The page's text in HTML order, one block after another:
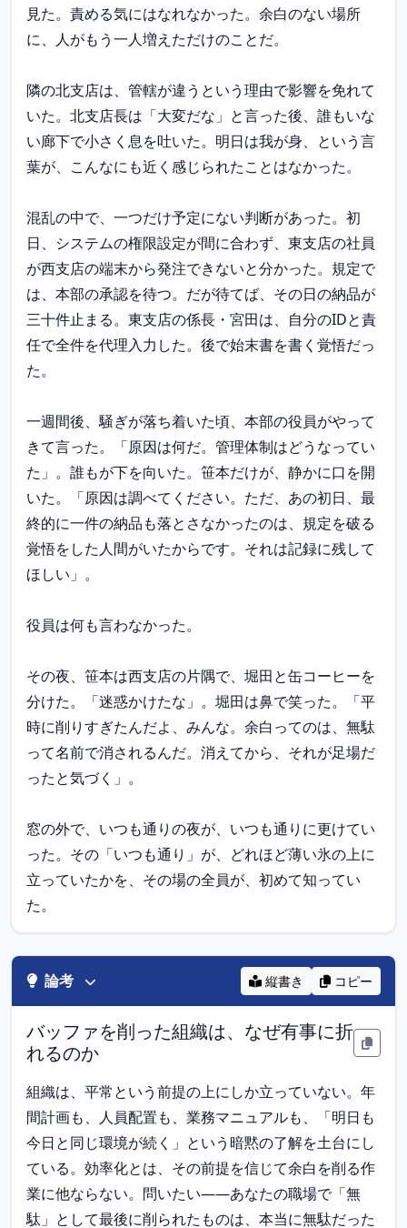
見た。責める気にはなれなかった。余白のない場所
に、人がもう一人増えただけのことだ。
隣の北支店は、管轄が違うという理由で影響を免れて
いた。北支店長は「大変だな」と言った後、誰もいな
い廊下で小さく息を吐いた。明日は我が身、という言
葉が、こんなにも近く感じられたことはなかった。
混乱の中で、一つだけ予定にない判断があった。初
日、システムの権限設定が間に合わず、東支店の社員
が西支店の端末から発注できないと分かった。規定で
は、本部の承認を待つ。だが待てば、その日の納品が
三十件止まる。東支店の係長・宮田は、自分のIDと責
任で全件を代理入力した。後で始末書を書く覚悟だっ
た。
一週間後、騒ぎが落ち着いた頃、本部の役員がやって
きて言った。「原因は何だ。管理体制はどうなってい
た」。誰もが下を向いた。笹本だけが、静かに口を開
いた。「原因は調べてください。ただ、あの初日、最
終的に一件の納品も落とさなかったのは、規定を破る
覚悟をした人間がいたからです。それは記録に残して
ほしい」。
役員は何も言わなかった。
その夜、笹本は西支店の片隅で、堀田と缶コーヒーを
分けた。「迷惑かけたな」。堀田は鼻で笑った。「平
時に削りすぎたんだよ、みんな。余白ってのは、無駄
って名前で消されるんだ。消えてから、それが足場だ
ったと気づく」。
窓の外で、いつも通りの夜が、いつも通りに更けてい
った。その「いつも通り」が、どれほど薄い氷の上に
立っていたかを、その場の全員が、初めて知ってい
た。
論考 縦書き コピー
バッファを削った組織は、なぜ有事に折
れるのか
組織は、平常という前提の上にしか立っていない。年
間計画も、人員配置も、業務マニュアルも、「明日も
今日と同じ環境が続く」という暗黙の了解を土台にし
ている。効率化とは、その前提を信じて余白を削る作
業に他ならない。問いたい——あなたの職場で「無
駄」として最後に削られたものは、本当に無駄だった